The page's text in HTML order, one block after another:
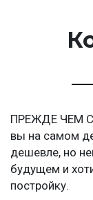
ПРЕЖДЕ ЧЕМ
вы на самом
дешевле, но
будущем и
постройку.